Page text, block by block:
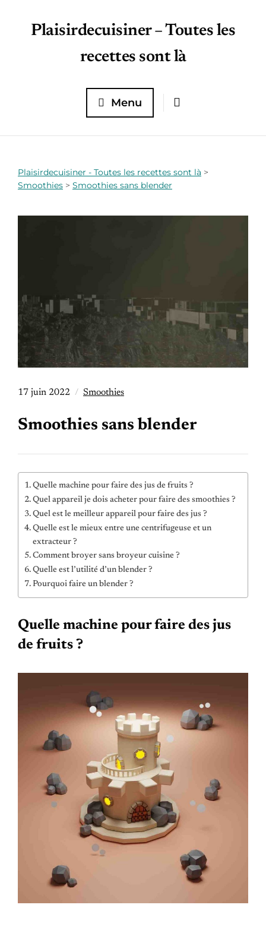
Plaisirdecuisiner – Toutes les
recettes sont là
Menu
Plaisirdecuisiner - Toutes les recettes sont là >
Smoothies > Smoothies sans blender
17 juin 2022 Smoothies
Smoothies sans blender
Quelle machine pour faire des jus de fruits ?
Quel appareil je dois acheter pour faire des smoothies ?
Quel est le meilleur appareil pour faire des jus ?
Quelle est le mieux entre une centrifugeuse et un
extracteur ?
Comment broyer sans broyeur cuisine ?
Quelle est l’utilité d’un blender ?
Pourquoi faire un blender ?
Quelle machine pour faire des jus
de fruits ?